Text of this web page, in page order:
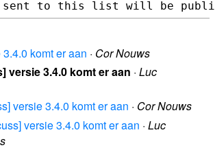
komt er aan · Cor Nouws
versie 3.4.0 komt er aan · Luc
versie 3.4.0 komt er aan · Cor Nouws
versie 3.4.0 komt er aan · Luc